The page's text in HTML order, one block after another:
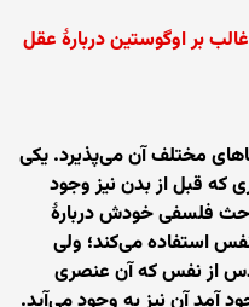
بر اوگوستین دربارهٔ عقل
مختلف آن می‌پذیرد. یکی
که قبل از بدن نیز وجود
فلسفی خودش دربارهٔ
استفاده می‌کند؛ ولی
از نفس که آن عنصری